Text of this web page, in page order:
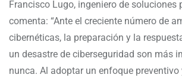
Francisco Lugo, ingeniero de soluciones
comenta: “Ante el creciente número de
cibernéticas, la preparación y la
un desastre de ciberseguridad son más
nunca. Al adoptar un enfoque